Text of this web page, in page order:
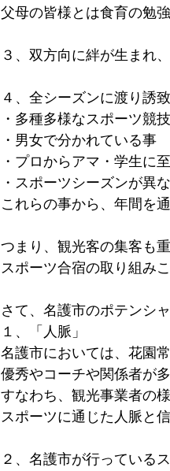
父母の皆様とは食育の勉
３、双方向に絆が生まれ
４、全シーズンに渡り誘致
・多種多様なスポーツ競
・男女で分かれている事
・プロからアマ・学生に
・スポーツシーズンが異
これらの事から、年間を
つまり、観光客の集客も重
スポーツ合宿の取り組み
さて、名護市のポテンシ
１、「人脈」
名護市においては、花園
優秀やコーチや関係者が多
すなわち、観光事業者の
スポーツに通じた人脈と
２、名護市が行っている